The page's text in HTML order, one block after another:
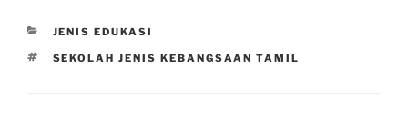
CATEGORIES
JENIS EDUKASI
TAGS
SEKOLAH JENIS KEBANGSAAN TAMIL